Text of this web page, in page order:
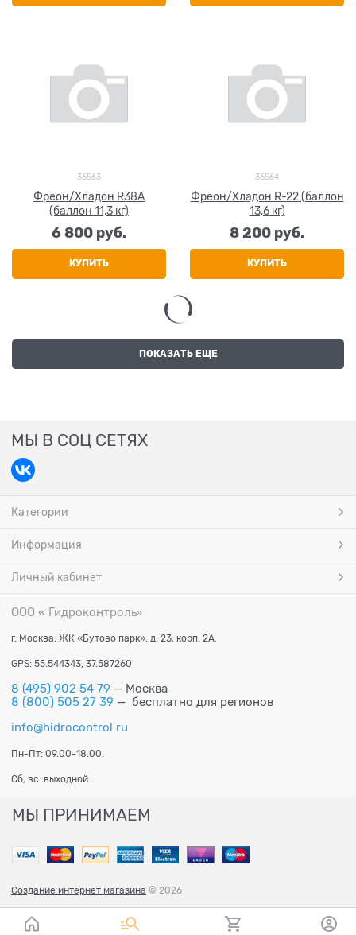
36563
Фреон/Хладон R38A
(баллон 11,3 кг)
6 800 руб.
КУПИТЬ
36564
Фреон/Хладон R-22 (баллон
13,6 кг)
8 200 руб.
КУПИТЬ
ПОКАЗАТЬ ЕЩЕ
МЫ В СОЦ СЕТЯХ
Категории
Информация
Личный кабинет
ООО « Гидроконтроль»
г. Москва, ЖК «Бутово парк», д. 23, корп. 2А.
GPS: 55.544343, 37.587260
8 (495) 902 54 79 — Москва
8 (800) 505 27 39 — бесплатно для регионов
info@hidrocontrol.ru
Пн-Пт: 09.00-18.00.
Сб, вс: выходной.
МЫ ПРИНИМАЕМ
Создание интернет магазина © 2026